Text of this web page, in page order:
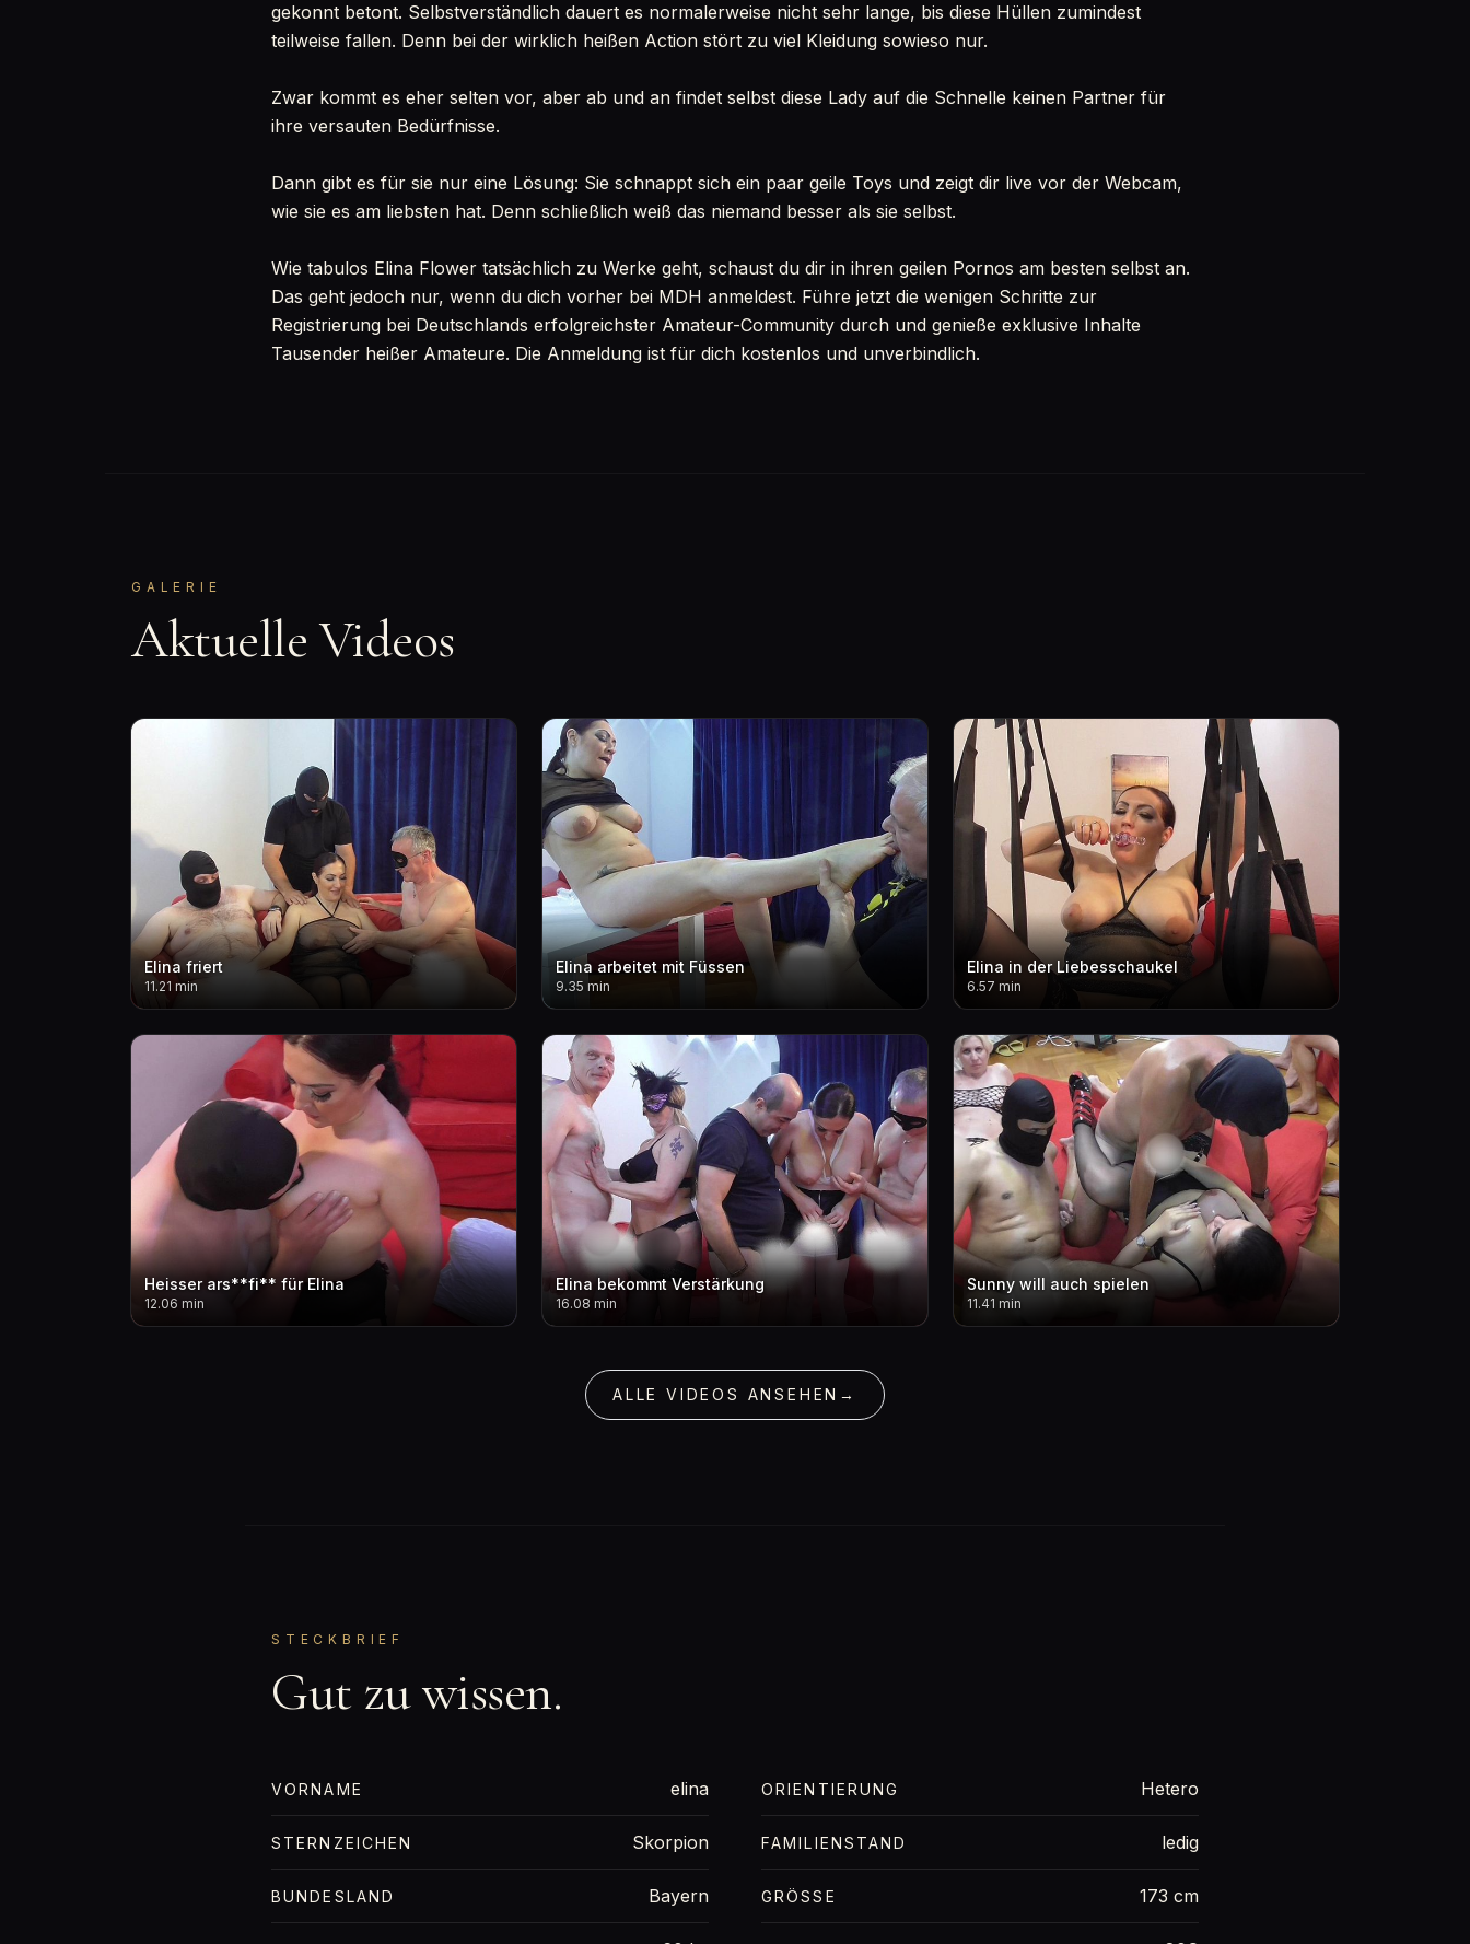
gekonnt betont. Selbstverständlich dauert es normalerweise nicht sehr lange, bis diese Hüllen zumindest
teilweise fallen. Denn bei der wirklich heißen Action stört zu viel Kleidung sowieso nur.
Zwar kommt es eher selten vor, aber ab und an findet selbst diese Lady auf die Schnelle keinen Partner für
ihre versauten Bedürfnisse.
Dann gibt es für sie nur eine Lösung: Sie schnappt sich ein paar geile Toys und zeigt dir live vor der Webcam,
wie sie es am liebsten hat. Denn schließlich weiß das niemand besser als sie selbst.
Wie tabulos Elina Flower tatsächlich zu Werke geht, schaust du dir in ihren geilen Pornos am besten selbst an.
Das geht jedoch nur, wenn du dich vorher bei MDH anmeldest. Führe jetzt die wenigen Schritte zur
Registrierung bei Deutschlands erfolgreichster Amateur-Community durch und genieße exklusive Inhalte
Tausender heißer Amateure. Die Anmeldung ist für dich kostenlos und unverbindlich.
GALERIE
Aktuelle Videos
Elina friert
11.21 min
Elina arbeitet mit Füssen
9.35 min
Elina in der Liebesschaukel
6.57 min
Heisser ars**fi** für Elina
12.06 min
Elina bekommt Verstärkung
16.08 min
Sunny will auch spielen
11.41 min
ALLE VIDEOS ANSEHEN →
STECKBRIEF
Gut zu wissen.
VORNAME elina ORIENTIERUNG Hetero
STERNZEICHEN Skorpion FAMILIENSTAND ledig
BUNDESLAND Bayern GRÖSSE 173 cm